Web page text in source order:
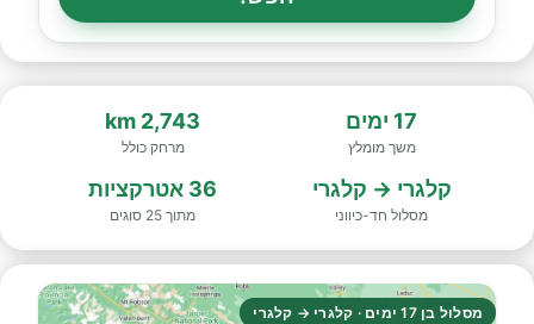
17 ימים
משך מומלץ
2,743 km
מרחק כולל
קלגרי → קלגרי
מסלול חד-כיווני
36 אטרקציות
מתוך 25 סוגים
מסלול בן 17 ימים · קלגרי → קלגרי